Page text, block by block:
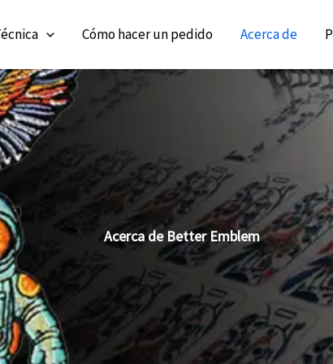
Cómo hacer un pedido Acerca de
Acerca de Better Emblem